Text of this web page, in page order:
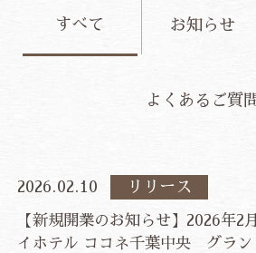
すべて お知らせ
よくあるご質
2026.02.10 リリース
【新規開業のお知らせ】2026年2
イホテル ココネ千葉中央 グラン